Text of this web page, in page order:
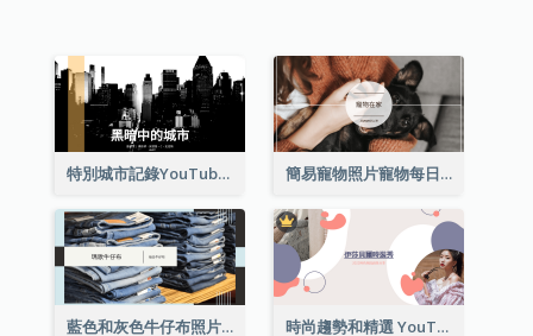
特別城市記錄YouTube頻道圖片 簡易寵物照片寵物每日YouTube頻道圖片
藍色和灰色牛仔布照片時尚展望YouTube頻道圖片 時尚趨勢和精選 YouTube 頻道圖片